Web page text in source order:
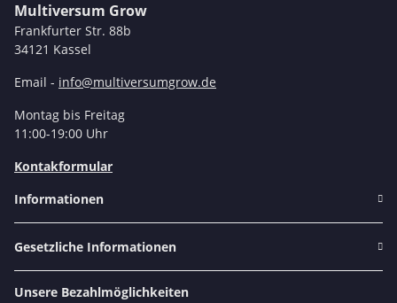
Multiversum Grow
Frankfurter Str. 88b
34121 Kassel
Email - info@multiversumgrow.de
Montag bis Freitag
11:00-19:00 Uhr
Kontakformular
Informationen
Gesetzliche Informationen
Unsere Bezahlmöglichkeiten